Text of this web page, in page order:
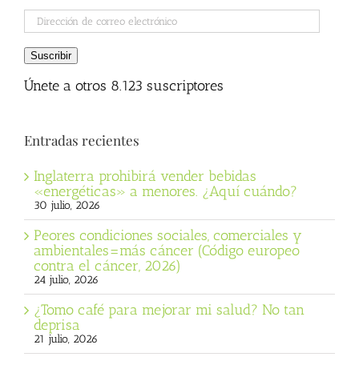
Dirección
de
correo
electrónico
Suscribir
Únete a otros 8.123 suscriptores
Entradas recientes
Inglaterra prohibirá vender bebidas
«energéticas» a menores. ¿Aquí cuándo?
30 julio, 2026
Peores condiciones sociales, comerciales y
ambientales=más cáncer (Código europeo
contra el cáncer, 2026)
24 julio, 2026
¿Tomo café para mejorar mi salud? No tan
deprisa
21 julio, 2026